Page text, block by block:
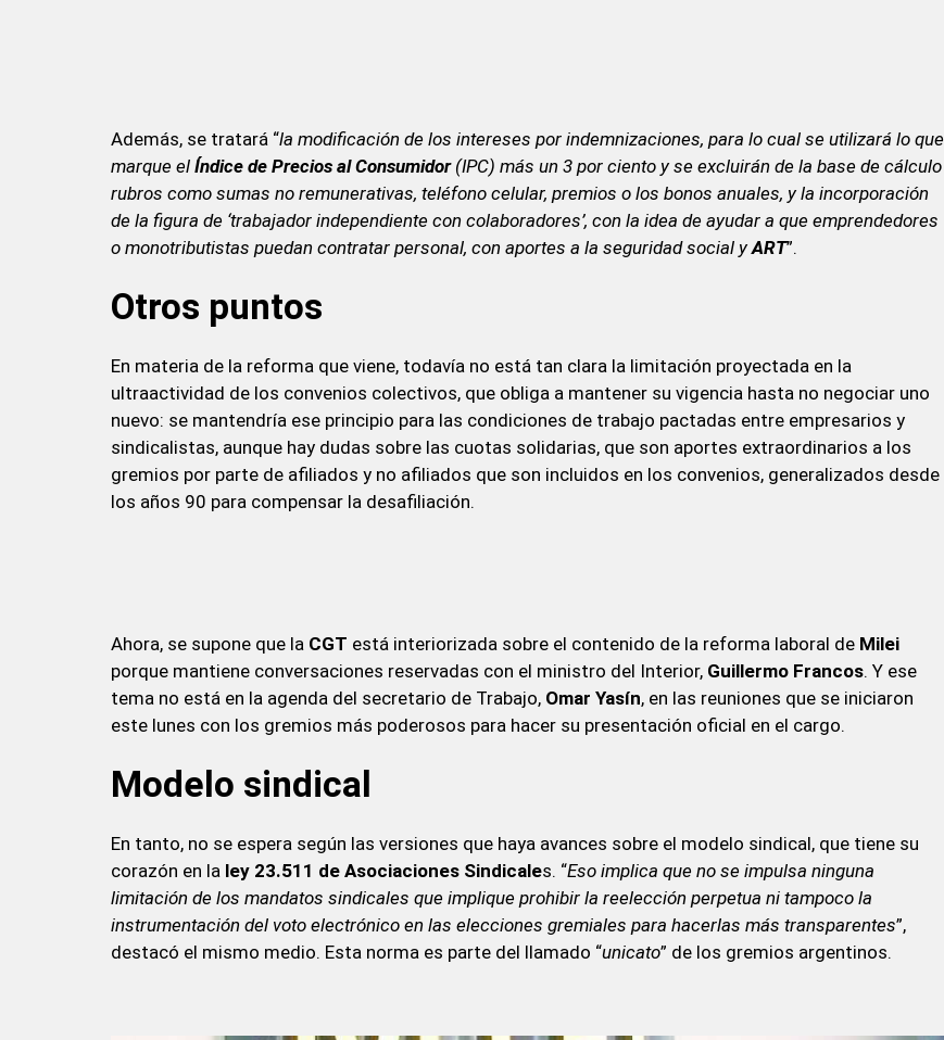
Además, se tratará “la modificación de los intereses por indemnizaciones, para lo cual se utilizará lo que
marque el Índice de Precios al Consumidor(IPC) más un 3 por ciento y se excluirán de la base de cálculo
rubros como sumas no remunerativas, teléfono celular, premios o los bonos anuales, y la incorporación
de la figura de ‘trabajador independiente con colaboradores’, con la idea de ayudar a que emprendedores
o monotributistas puedan contratar personal, con aportes a la seguridad social yART”.
Otros puntos
En materia de la reforma que viene, todavía no está tan clara la limitación proyectada en la
ultraactividad de los convenios colectivos, que obliga a mantener su vigencia hasta no negociar uno
nuevo: se mantendría ese principio para las condiciones de trabajo pactadas entre empresarios y
sindicalistas, aunque hay dudas sobre las cuotas solidarias, que son aportes extraordinarios a los
gremios por parte de afiliados y no afiliados que son incluidos en los convenios, generalizados desde
los años 90 para compensar la desafiliación.
Ahora, se supone que la CGT está interiorizada sobre el contenido de la reforma laboral de Milei
porque mantiene conversaciones reservadas con el ministro del Interior, Guillermo Francos. Y ese
tema no está en la agenda del secretario de Trabajo, Omar Yasín, en las reuniones que se iniciaron
este lunes con los gremios más poderosos para hacer su presentación oficial en el cargo.
Modelo sindical
En tanto, no se espera según las versiones que haya avances sobre el modelo sindical, que tiene su
corazón en la ley 23.511 de Asociaciones Sindicales. “Eso implica que no se impulsa ninguna
limitación de los mandatos sindicales que implique prohibir la reelección perpetua ni tampoco la
instrumentación del voto electrónico en las elecciones gremiales para hacerlas más transparentes”,
destacó el mismo medio. Esta norma es parte del llamado “unicato” de los gremios argentinos.